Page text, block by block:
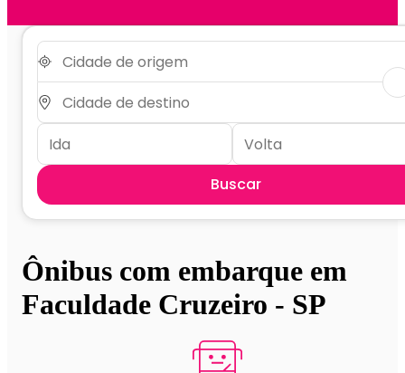
Buscar
Ônibus com embarque em
Faculdade Cruzeiro - SP